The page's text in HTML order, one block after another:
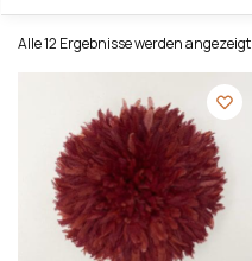
Alle 12 Ergebnisse werden angezeigt